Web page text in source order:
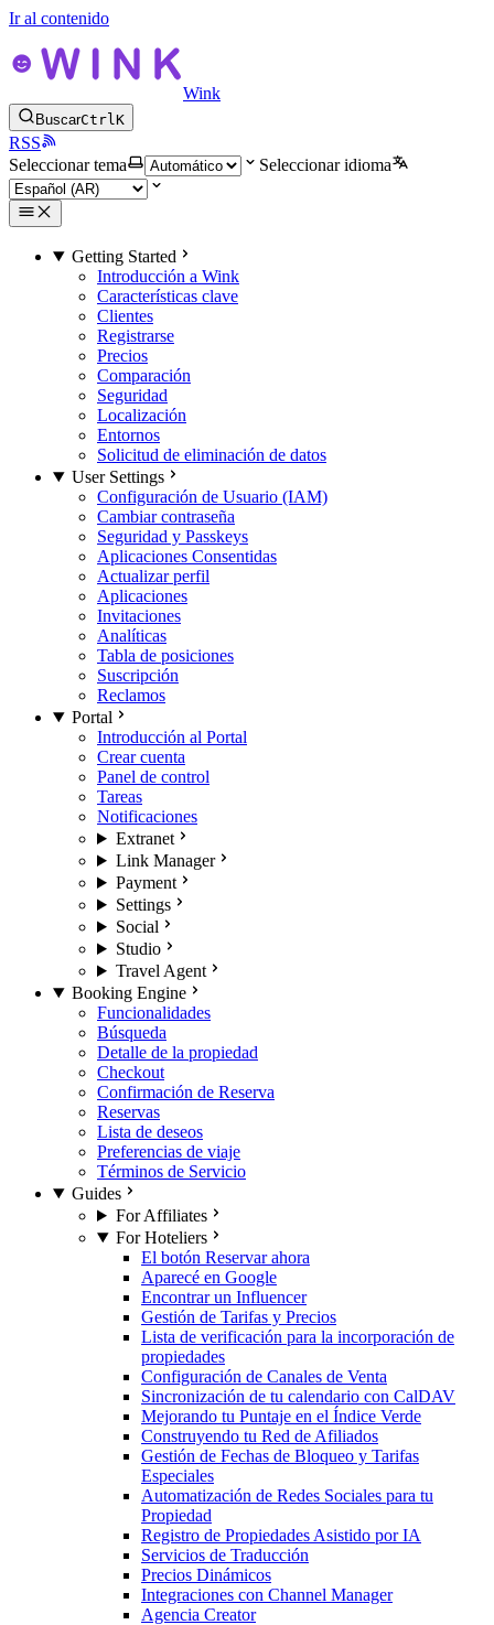
Ir al contenido
Wink
BuscarCtrlK
RSS
Seleccionar tema
Seleccionar idioma
Getting Started
Introducción a Wink
Características clave
Clientes
Registrarse
Precios
Comparación
Seguridad
Localización
Entornos
Solicitud de eliminación de datos
User Settings
Configuración de Usuario (IAM)
Cambiar contraseña
Seguridad y Passkeys
Aplicaciones Consentidas
Actualizar perfil
Aplicaciones
Invitaciones
Analíticas
Tabla de posiciones
Suscripción
Reclamos
Portal
Introducción al Portal
Crear cuenta
Panel de control
Tareas
Notificaciones
Extranet
Link Manager
Payment
Settings
Social
Studio
Travel Agent
Booking Engine
Funcionalidades
Búsqueda
Detalle de la propiedad
Checkout
Confirmación de Reserva
Reservas
Lista de deseos
Preferencias de viaje
Términos de Servicio
Guides
For Affiliates
For Hoteliers
El botón Reservar ahora
Aparecé en Google
Encontrar un Influencer
Gestión de Tarifas y Precios
Lista de verificación para la incorporación de
propiedades
Configuración de Canales de Venta
Sincronización de tu calendario con CalDAV
Mejorando tu Puntaje en el Índice Verde
Construyendo tu Red de Afiliados
Gestión de Fechas de Bloqueo y Tarifas
Especiales
Automatización de Redes Sociales para tu
Propiedad
Registro de Propiedades Asistido por IA
Servicios de Traducción
Precios Dinámicos
Integraciones con Channel Manager
Agencia Creator